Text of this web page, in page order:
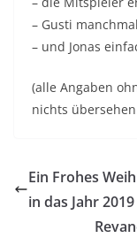
– Gusti
– und Jonas
(alle Angaben
nichts
Ein Frohes
in das Jahr 2019